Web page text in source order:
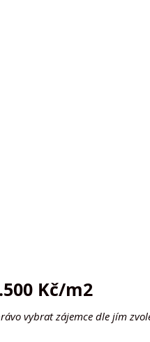
Kč/m2
vybrat zájemce dle jím